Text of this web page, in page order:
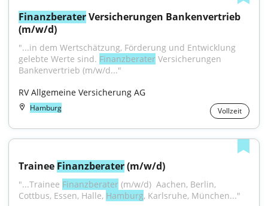
Finanzberater Versicherungen Bankenvertrieb
(m/w/d)
"...in dem Wertschätzung, Förderung und Entwicklung
gelebte Werte sind. Finanzberater Versicherungen
Bankenvertrieb (m/w/d..."
RV Allgemeine Versicherung AG
Hamburg Vollzeit
Trainee Finanzberater (m/w/d)
"...Trainee Finanzberater (m/w/d) ​ Aachen, Berlin,
Cottbus, Essen, Halle, Hamburg, Karlsruhe, München..."